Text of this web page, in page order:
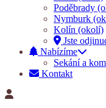
Poděbrady
Nymburk
Kolín (okolí)
Jste
Nabízíme
Sekání a
Kontakt